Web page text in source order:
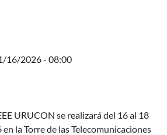
16/2026 - 08:00
URUCON se realizará del 16 al 18
la Torre de las Telecomunicaciones